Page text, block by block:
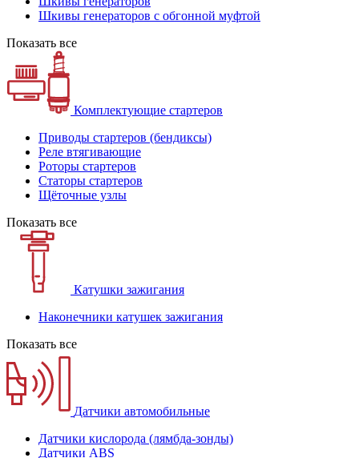
Шкивы генераторов с обгонной муфтой
Показать все
Комплектующие стартеров
Приводы стартеров (бендиксы)
Реле втягивающие
Роторы стартеров
Статоры стартеров
Щёточные узлы
Показать все
Катушки зажигания
Наконечники катушек зажигания
Показать все
Датчики автомобильные
Датчики кислорода (лямбда-зонды)
Датчики ABS